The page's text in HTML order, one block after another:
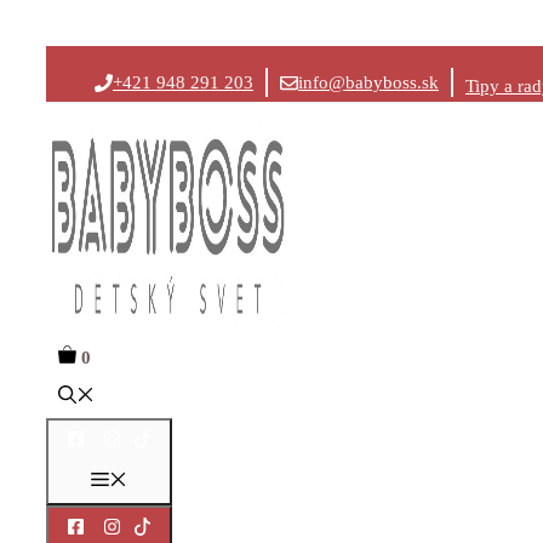
na
+421 948 291 203 info@babyboss.sk Tipy a
0